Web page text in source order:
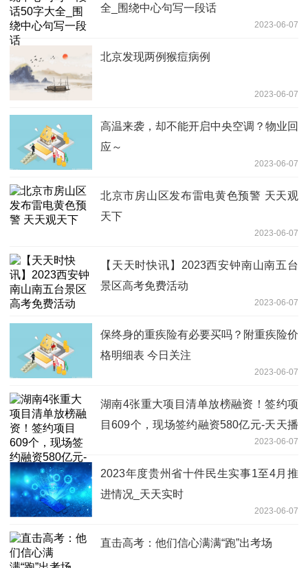
全_围绕中心句写一段话
2023-06-07
北京发现两例猴痘病例
2023-06-07
高温来袭，却不能开启中央空调？物业回
应～
2023-06-07
北京市房山区发布雷电黄色预警 天天观
天下
2023-06-07
【天天时快讯】2023西安钟南山南五台
景区高考免费活动
2023-06-07
保终身的重疾险有必要买吗？附重疾险价
格明细表 今日关注
2023-06-07
湖南4张重大项目清单放榜融资！签约项
目609个，现场签约融资580亿元-天天播
2023-06-07
2023年度贵州省十件民生实事1至4月推
进情况_天天实时
2023-06-07
直击高考：他们信心满满“跑”出考场